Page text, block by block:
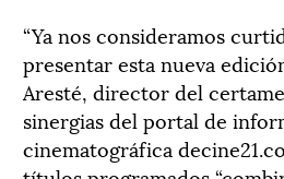
“Ya nos consideramos
presentar esta nueva
Aresté, director del
sinergias del portal de
cinematográfica